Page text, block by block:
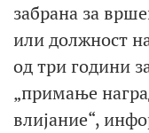
забрана за
или должност
од три години
„примање
влијание“,